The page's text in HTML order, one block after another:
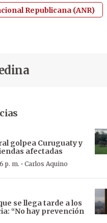
Republicana (ANR)
golpea Curuguaty y
afectadas
p. m. · Carlos Aquino
se llega tarde a los
“No hay prevención